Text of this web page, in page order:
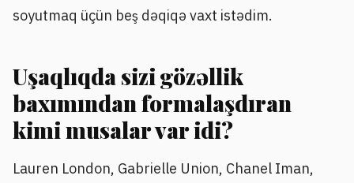
soyutmaq üçün beş dəqiqə vaxt istədim.
Uşaqlıqda sizi gözəllik
baxımından formalaşdıran
kimi musalar var idi?
Lauren London, Gabrielle Union, Chanel Iman,